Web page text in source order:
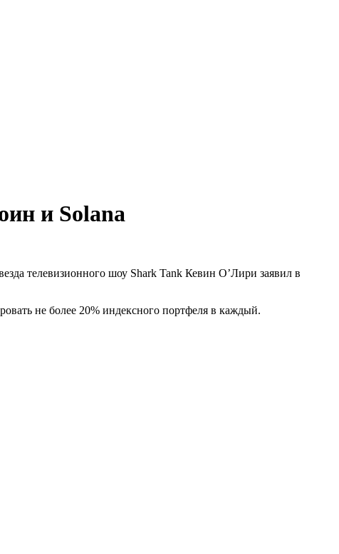
и Solana
телевизионного шоу Shark Tank Кевин О’Лири заявил в
не более 20% индексного портфеля в каждый.